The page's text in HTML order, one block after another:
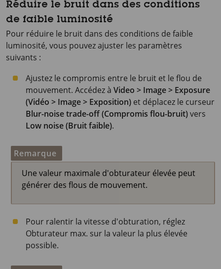
Réduire le bruit dans des conditions
de faible luminosité
Pour réduire le bruit dans des conditions de faible
luminosité, vous pouvez ajuster les paramètres
suivants :
Ajustez le compromis entre le bruit et le flou de
mouvement. Accédez à Video > Image > Exposure
(Vidéo > Image > Exposition) et déplacez le curseur
Blur-noise trade-off (Compromis flou-bruit)vers
Low noise (Bruit faible).
Remarque
Une valeur maximale d'obturateur élevée peut
générer des flous de mouvement.
Pour ralentir la vitesse d'obturation, réglez
Obturateur max. sur la valeur la plus élevée
possible.